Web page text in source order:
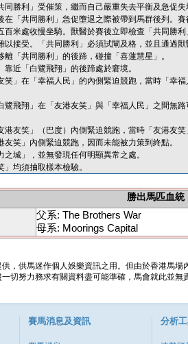
同勝利」受催策，繼而自己嚴重失去平衡及急促
在「共同勝利」急促墮退之際被帶到馬群後列。
百米處收慢坐騎。獸醫於賽後立即檢查「共同勝
以接受。「共同勝利」必須試閘及格，並且通過
「共同勝利」的後蹄，碰撞「喜蓮慧星」。
近「白鷺飛翔」的後蹄處於窘境。
笑」在「幸福人民」的內側緊迫競跑，當時「幸
鷺飛翔」在「友港友笑」與「幸福人民」之間無
港友笑」（巴度）內側緊迫競跑，當時「友港友
笑」內側緊迫競跑，因而未能被力策到終點。
城」，並無發現任何明顯異常之處。
」均須抽取樣本檢驗。
勝出馬匹血統
父系: The Brothers War
母系: Moorings Capital
，供馬迷作個人娛樂資訊之用。但由於香港馬
切努力務求有關資料盡可能準確，馬會就此並
賽馬消息及資訊 分析